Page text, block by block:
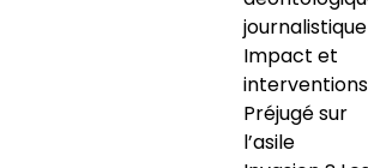
journalistique
Impact et
interventions
Préjugé sur
l’asile